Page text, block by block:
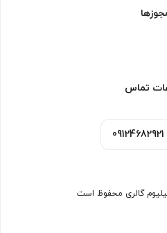
تماس
09124682921
گالری محفوظ است